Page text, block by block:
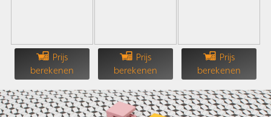
Prijs
berekenen
Prijs
berekenen
Prijs
berekenen